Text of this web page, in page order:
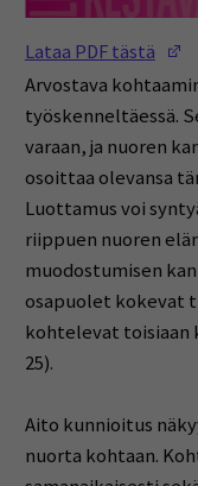
Lataa PDF tästä
Arvostava
työskenneltäessä.
varaan, ja nuoren
osoittaa olevansa
Luottamus voi
riippuen nuoren
muodostumisen
osapuolet kokevat
kohtelevat toisiaan
25).
Aito kunnioitus
nuorta kohtaan.